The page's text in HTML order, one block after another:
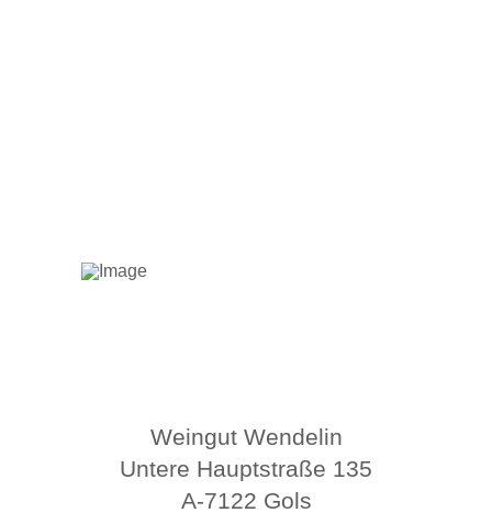
Weingut Wendelin
Untere Hauptstraße 135
A-7122 Gols